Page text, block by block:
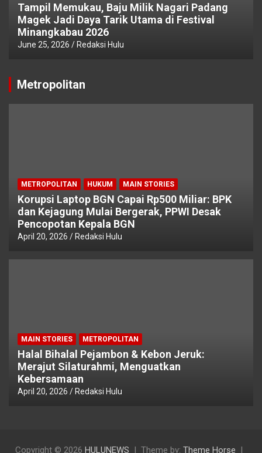
Tampil Memukau, Baju Milik Nagari Padang
Magek Jadi Daya Tarik Utama di Festival
Minangkabau 2026
June 25, 2026 Redaksi Hulu
Metropolitan
METROPOLITAN HUKUM MAIN STORIES
Korupsi Laptop BGN Capai Rp500 Miliar: BPK
dan Kejagung Mulai Bergerak, PPWI Desak
Pencopotan Kepala BGN
April 20, 2026 Redaksi Hulu
MAIN STORIES METROPOLITAN
Halal Bihalal Pejambon & Kebon Jeruk:
Merajut Silaturahmi, Menguatkan
Kebersamaan
April 20, 2026 Redaksi Hulu
Copyright © 2026 HULUNEWS Theme by: Theme Horse